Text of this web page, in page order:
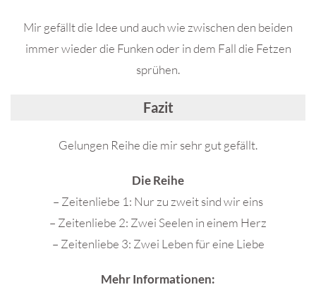
Mir gefällt die Idee und auch wie zwischen den beiden
immer wieder die Funken oder in dem Fall die Fetzen
sprühen.
Fazit
Gelungen Reihe die mir sehr gut gefällt.
Die Reihe
– Zeitenliebe 1: Nur zu zweit sind wir eins
– Zeitenliebe 2: Zwei Seelen in einem Herz
– Zeitenliebe 3: Zwei Leben für eine Liebe
Mehr Informationen: